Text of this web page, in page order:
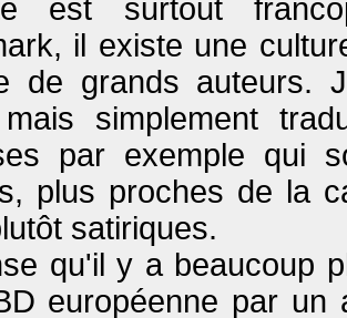
est surtout
il existe une
de grands auteurs.
simplement
par exemple qui
plus proches de la
satiriques.
qu'il y a beaucoup
européenne par un